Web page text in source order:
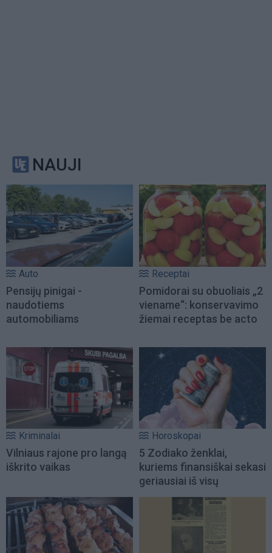
NAUJI
Auto
Pensijų pinigai -
naudotiems
automobiliams
Receptai
Pomidorai su obuoliais „2
viename“: konservavimo
žiemai receptas be acto
Kriminalai
Vilniaus rajone pro langą
iškrito vaikas
Horoskopai
5 Zodiako ženklai,
kuriems finansiškai sekasi
geriausiai iš visų